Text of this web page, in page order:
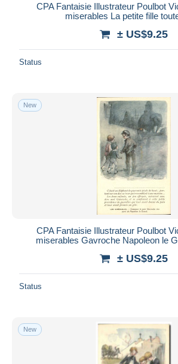
CPA Fantaisie Illustrateur Poulbot
miserables La petite fille
± US$9.25
Status
New
CPA Fantaisie Illustrateur Poulbot
miserables Gavroche Napoleon le
± US$9.25
Status
New